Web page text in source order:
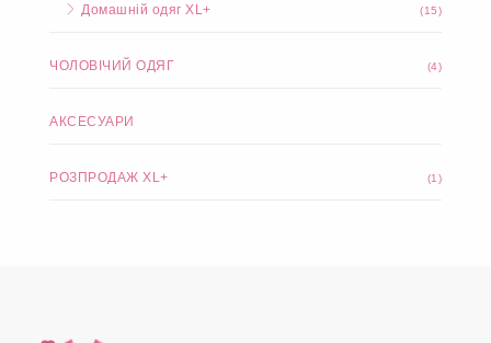
Домашній одяг XL+ (15)
ЧОЛОВІЧИЙ ОДЯГ (4)
АКСЕСУАРИ
РОЗПРОДАЖ XL+ (1)